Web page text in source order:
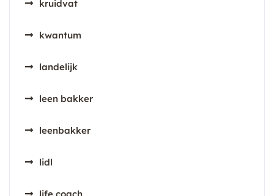
kruidvat
kwantum
landelijk
leen bakker
leenbakker
lidl
life coach